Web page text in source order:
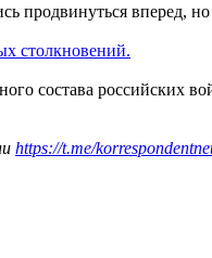
вперед,
столкновений.
состава российских
https://t.me/